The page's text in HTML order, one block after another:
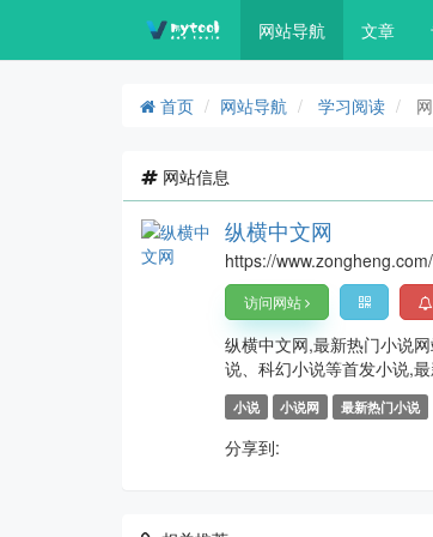
网站导航 文章
首页 网站导航 学习阅读
网站信息
纵横中文网
https://www.zongheng.com/
访问网站
纵横中文网,最新热门小说
说、科幻小说等首发小说,
小说 小说网 最新热门小说
分享到: